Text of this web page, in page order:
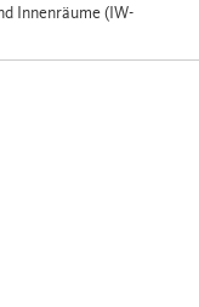
Innenräume (IW-